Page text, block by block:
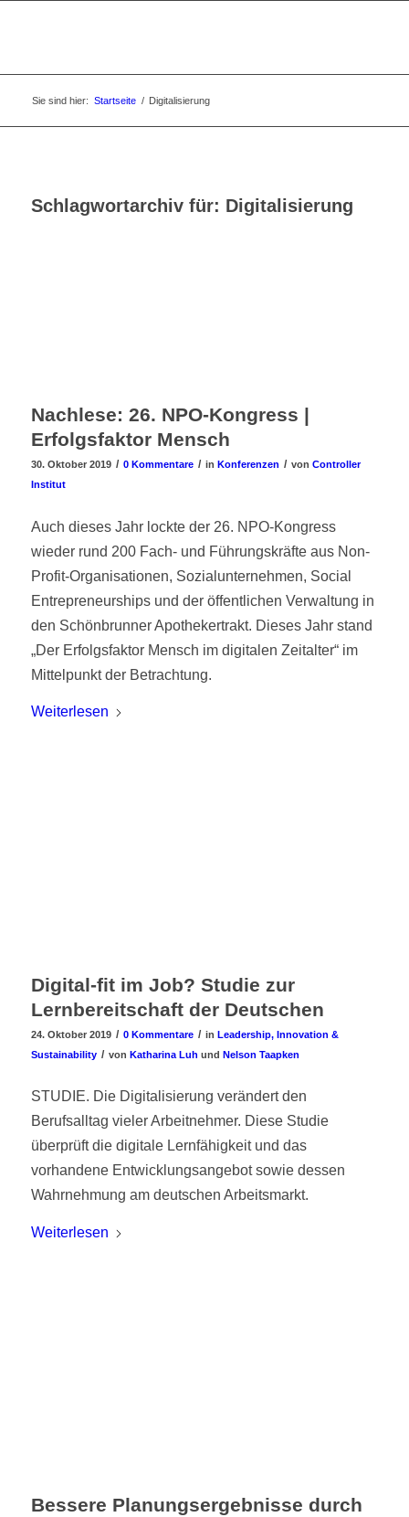
Sie sind hier: Startseite / Digitalisierung
Schlagwortarchiv für: Digitalisierung
Nachlese: 26. NPO-Kongress |
Erfolgsfaktor Mensch
30. Oktober 2019 / 0 Kommentare / in Konferenzen / von Controller
Institut
Auch dieses Jahr lockte der 26. NPO-Kongress
wieder rund 200 Fach- und Führungskräfte aus Non-
Profit-Organisationen, Sozialunternehmen, Social
Entrepreneurships und der öffentlichen Verwaltung in
den Schönbrunner Apothekertrakt. Dieses Jahr stand
„Der Erfolgsfaktor Mensch im digitalen Zeitalter“ im
Mittelpunkt der Betrachtung.
Weiterlesen
Digital-fit im Job? Studie zur
Lernbereitschaft der Deutschen
24. Oktober 2019 / 0 Kommentare / in Leadership, Innovation &
Sustainability / von Katharina Luh und Nelson Taapken
STUDIE. Die Digitalisierung verändert den
Berufsalltag vieler Arbeitnehmer. Diese Studie
überprüft die digitale Lernfähigkeit und das
vorhandene Entwicklungsangebot sowie dessen
Wahrnehmung am deutschen Arbeitsmarkt.
Weiterlesen
Bessere Planungsergebnisse durch